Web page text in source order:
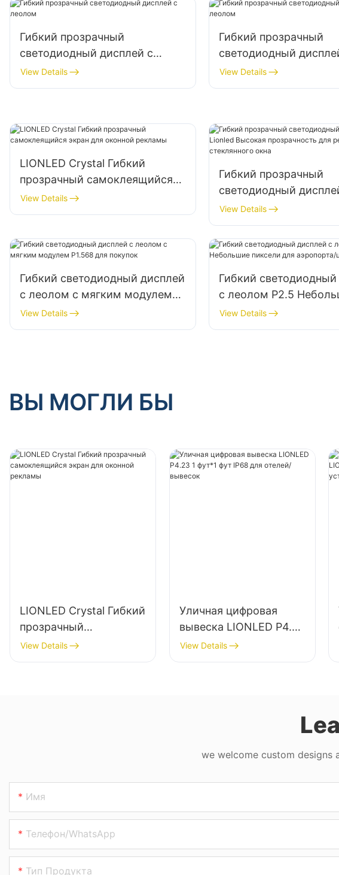
Гибкий прозрачный
светодиодный дисплей с
леолом
View Details
Гибкий прозрачный
светодиодный
леолом
View Details
LIONLED Crystal Гибкий
прозрачный самоклеящийся
экран для оконной рекламы
View Details
Гибкий прозрачный
светодиодный
Высокая прозрачность
рекламы стеклянного
View Details
Гибкий светодиодный дисплей
с леолом с мягким модулем
P1.568 для покупок
View Details
Гибкий
с леолом P2.5
пиксели для
цилиндра
View Details
ВЫ МОГЛИ БЫ
LIONLED Crystal Гибкий
прозрачный
самоклеящийся экран
для оконной рекламы
View Details
Уличная цифровая
вывеска LIONLED P4.23
1 фут*1 фут IP68 для
отелей/вывесок
View Details
we welcome custom designs
Имя
Телефон/WhatsApp
Тип Продукта